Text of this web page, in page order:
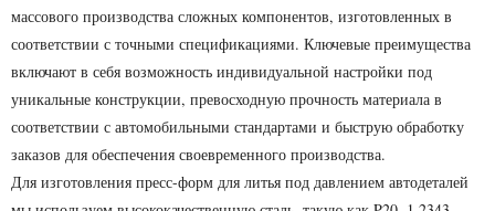
массового производства сложных компонентов, изготовленных в
соответствии с точными спецификациями. Ключевые преимущества
включают в себя возможность индивидуальной настройки под
уникальные конструкции, превосходную прочность материала в
соответствии с автомобильными стандартами и быструю обработку
заказов для обеспечения своевременного производства.
Для изготовления пресс-форм для литья под давлением автодеталей